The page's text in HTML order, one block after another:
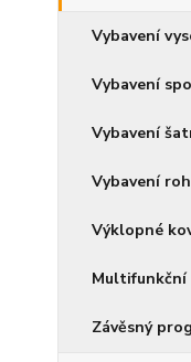
Vybavení
Vybavení
Vybavení
Vybavení
Výklopné
Multifunkční
Závěsný